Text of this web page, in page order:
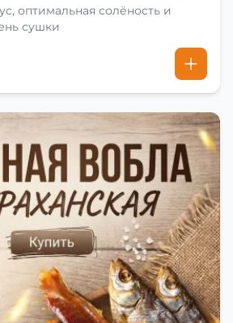
оптимальная солёность и
сушки